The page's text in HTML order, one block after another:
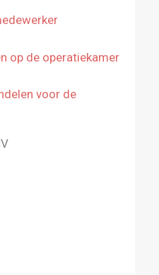
op de operatiekamer
voor de